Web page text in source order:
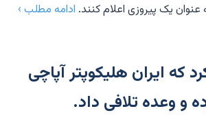
عنوان یک پیروزی اعلام کنند. ادامه مطلب ›
که ایران هلیکوپتر آپاچی
و وعده تلافی داد.